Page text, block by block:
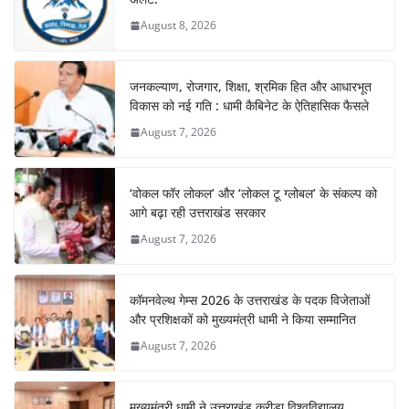
August 8, 2026
जनकल्याण, रोजगार, शिक्षा, श्रमिक हित और आधारभूत
विकास को नई गति : धामी कैबिनेट के ऐतिहासिक फैसले
August 7, 2026
‘वोकल फॉर लोकल’ और ‘लोकल टू ग्लोबल’ के संकल्प को
आगे बढ़ा रही उत्तराखंड सरकार
August 7, 2026
कॉमनवेल्थ गेम्स 2026 के उत्तराखंड के पदक विजेताओं
और प्रशिक्षकों को मुख्यमंत्री धामी ने किया सम्मानित
August 7, 2026